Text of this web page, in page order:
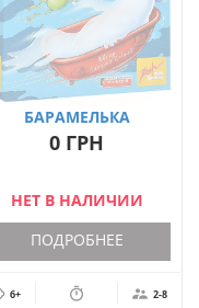
БАРАМЕЛЬКА
(GEISTESBLITZ 2)
0 ГРН
НЕТ В НАЛИЧИИ
ПОДРОБНЕЕ
6+ 2-8